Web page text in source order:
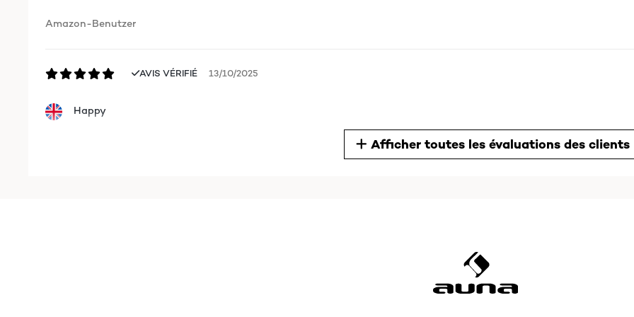
Amazon-Benutzer
AVIS VÉRIFIÉ 13/10/2025
Happy
Afficher toutes les évaluations des clients